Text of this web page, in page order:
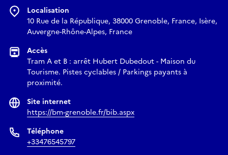
Localisation
10 Rue de la République, 38000 Grenoble, France, Isère,
Auvergne-Rhône-Alpes, France
Accès
Tram A et B : arrêt Hubert Dubedout - Maison du
Tourisme. Pistes cyclables / Parkings payants à
proximité.
Site internet
https://bm-grenoble.fr/bib.aspx
Téléphone
+33476545797